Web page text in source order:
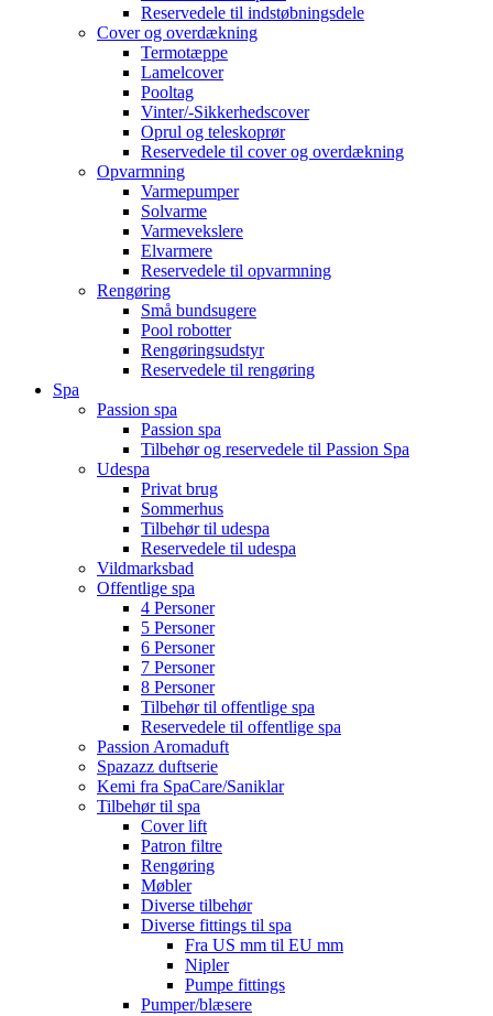
Reservedele til indstøbningsdele
Cover og overdækning
Termotæppe
Lamelcover
Pooltag
Vinter/-Sikkerhedscover
Oprul og teleskoprør
Reservedele til cover og overdækning
Opvarmning
Varmepumper
Solvarme
Varmevekslere
Elvarmere
Reservedele til opvarmning
Rengøring
Små bundsugere
Pool robotter
Rengøringsudstyr
Reservedele til rengøring
Spa
Passion spa
Passion spa
Tilbehør og reservedele til Passion Spa
Udespa
Privat brug
Sommerhus
Tilbehør til udespa
Reservedele til udespa
Vildmarksbad
Offentlige spa
4 Personer
5 Personer
6 Personer
7 Personer
8 Personer
Tilbehør til offentlige spa
Reservedele til offentlige spa
Passion Aromaduft
Spazazz duftserie
Kemi fra SpaCare/Saniklar
Tilbehør til spa
Cover lift
Patron filtre
Rengøring
Møbler
Diverse tilbehør
Diverse fittings til spa
Fra US mm til EU mm
Nipler
Pumpe fittings
Pumper/blæsere